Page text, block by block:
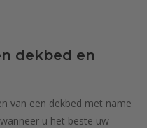
dekbed en
van een dekbed met name
u het beste uw